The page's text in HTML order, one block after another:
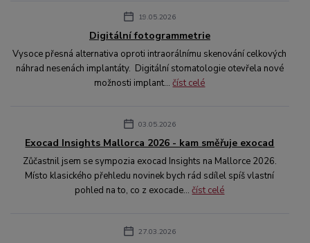
19.05.2026
Digitální fotogrammetrie
Vysoce přesná alternativa oproti intraorálnímu skenování celkových
náhrad nesenách implantáty. Digitální stomatologie otevřela nové
možnosti implant...číst celé
03.05.2026
Exocad Insights Mallorca 2026 - kam směřuje exocad
Zůčastnil jsem se sympozia exocad Insights na Mallorce 2026.
Místo klasického přehledu novinek bych rád sdílel spíš vlastní
pohled na to, co z exocade...číst celé
27.03.2026